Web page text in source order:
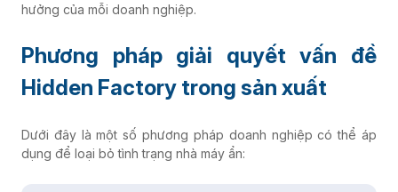
hưởng của mỗi doanh nghiệp.
Phương pháp giải quyết vấn đề
Hidden Factory trong sản xuất
Dưới đây là một số phương pháp doanh nghiệp có thể áp
dụng để loại bỏ tình trạng nhà máy ẩn: